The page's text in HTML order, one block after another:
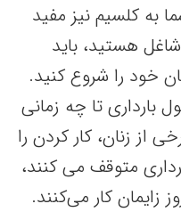
به کلسیم نیز مفید
هستید، باید
خود را شروع کنید.
بارداری تا چه زمانی
از زنان، کار کردن را
متوقف می کنند،
زایمان کار می‌کنند.